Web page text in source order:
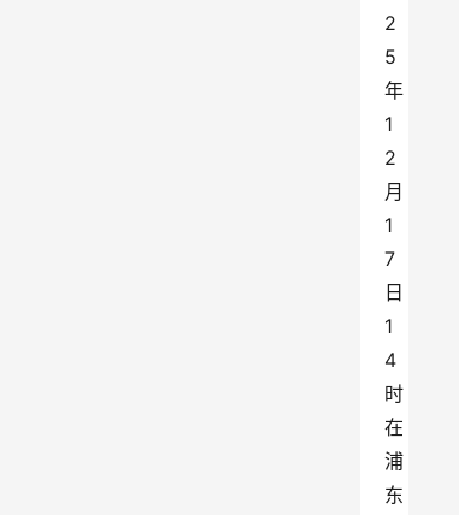
2
5
年
1
2
月
1
7
日
1
4
时
在
浦
东